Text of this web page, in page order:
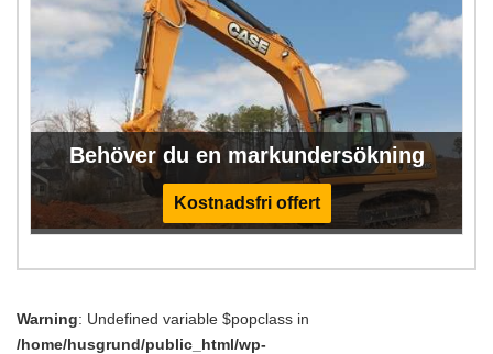
Behöver du en markundersökning
Kostnadsfri offert
Warning: Undefined variable $popclass in
/home/husgrund/public_html/wp-